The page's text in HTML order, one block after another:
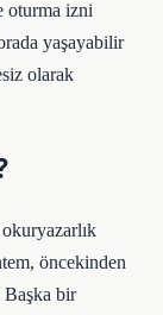
oturma izni
yaşayabilir
olarak
öncekinden
Başka bir